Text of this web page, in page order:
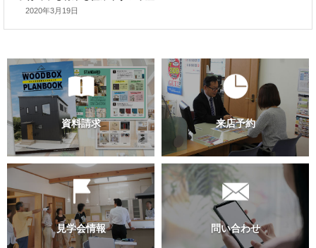
便利な動線と省エネのＺＥＨ住宅
2020年3月19日